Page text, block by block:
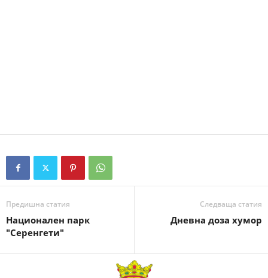
Предишна статия
Национален парк
"Серенгети"
Следваща статия
Дневна доза хумор